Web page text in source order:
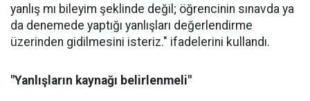
yanlış mı bileyim şeklinde değil; öğrencinin sınavda ya
da denemede yaptığı yanlışları değerlendirme
üzerinden gidilmesini isteriz." ifadelerini kullandı.
"Yanlışların kaynağı belirlenmeli"